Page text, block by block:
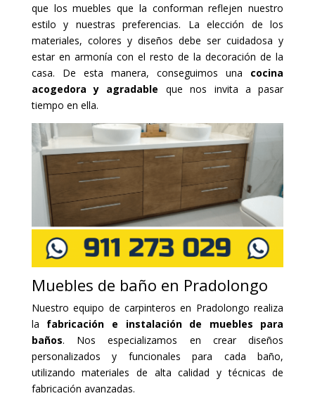
que los muebles que la conforman reflejen nuestro
estilo y nuestras preferencias. La elección de los
materiales, colores y diseños debe ser cuidadosa y
estar en armonía con el resto de la decoración de la
casa. De esta manera, conseguimos una cocina
acogedora y agradable que nos invita a pasar
tiempo en ella.
Muebles de baño en Pradolongo
Nuestro equipo de carpinteros en Pradolongo realiza
la fabricación e instalación de muebles para
baños. Nos especializamos en crear diseños
personalizados y funcionales para cada baño,
utilizando materiales de alta calidad y técnicas de
fabricación avanzadas.